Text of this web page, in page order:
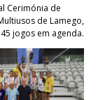
Cerimónia de
de Lamego,
jogos em agenda.